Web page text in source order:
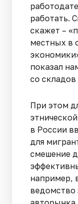
работать.
скажет –
местных в
показал
со
При этом
в России
для
смешение
например,
ведомство